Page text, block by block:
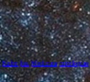
Kuhn luz Medicina mitologías